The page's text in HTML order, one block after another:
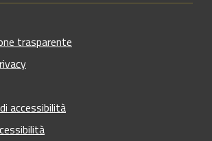
trasparente
accessibilità